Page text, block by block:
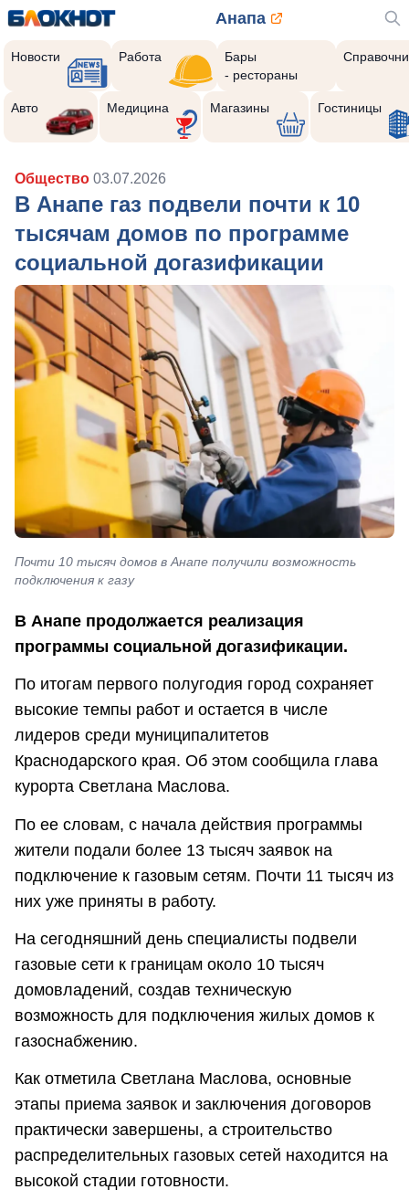
Анапа
Новости Работа
Бары
- рестораны
Авто Медицина Магазины Гостиницы
Общество 03.07.2026
В Анапе газ подвели почти к 10
тысячам домов по программе
социальной догазификации
Почти 10 тысяч домов в Анапе получили возможность
подключения к газу
В Анапе продолжается реализация
программы социальной догазификации.
По итогам первого полугодия город сохраняет
высокие темпы работ и остается в числе
лидеров среди муниципалитетов
Краснодарского края. Об этом сообщила глава
курорта Светлана Маслова.
По ее словам, с начала действия программы
жители подали более 13 тысяч заявок на
подключение к газовым сетям. Почти 11 тысяч из
них уже приняты в работу.
На сегодняшний день специалисты подвели
газовые сети к границам около 10 тысяч
домовладений, создав техническую
возможность для подключения жилых домов к
газоснабжению.
Как отметила Светлана Маслова, основные
этапы приема заявок и заключения договоров
практически завершены, а строительство
распределительных газовых сетей находится на
высокой стадии готовности.